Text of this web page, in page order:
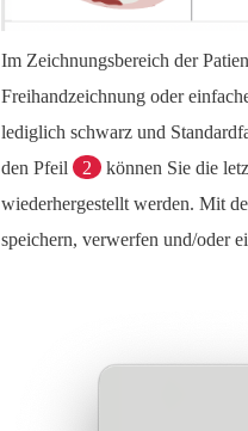
Im Zeichnungsbereich der
Freihandzeichnung oder
lediglich schwarz und
den Pfeil
2 können Sie die
wiederhergestellt werden. Mit
speichern, verwerfen und/oder